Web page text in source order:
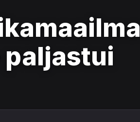
paljastui